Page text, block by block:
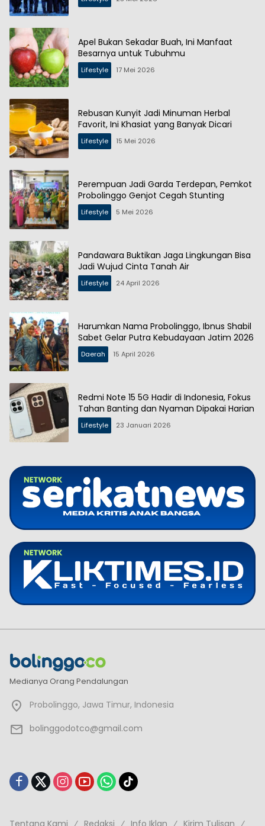
Apel Bukan Sekadar Buah, Ini Manfaat
Besarnya untuk Tubuhmu
Lifestyle 17 Mei 2026
Rebusan Kunyit Jadi Minuman Herbal
Favorit, Ini Khasiat yang Banyak Dicari
Lifestyle 15 Mei 2026
Perempuan Jadi Garda Terdepan, Pemkot
Probolinggo Genjot Cegah Stunting
Lifestyle 5 Mei 2026
Pandawara Buktikan Jaga Lingkungan Bisa
Jadi Wujud Cinta Tanah Air
Lifestyle 24 April 2026
Harumkan Nama Probolinggo, Ibnus Shabil
Sabet Gelar Putra Kebudayaan Jatim 2026
Daerah 15 April 2026
Redmi Note 15 5G Hadir di Indonesia, Fokus
Tahan Banting dan Nyaman Dipakai Harian
Lifestyle 23 Januari 2026
Medianya Orang Pendalungan
Probolinggo, Jawa Timur, Indonesia
bolinggodotco@gmail.com
Tentang Kami Redaksi Info Iklan Kirim Tulisan